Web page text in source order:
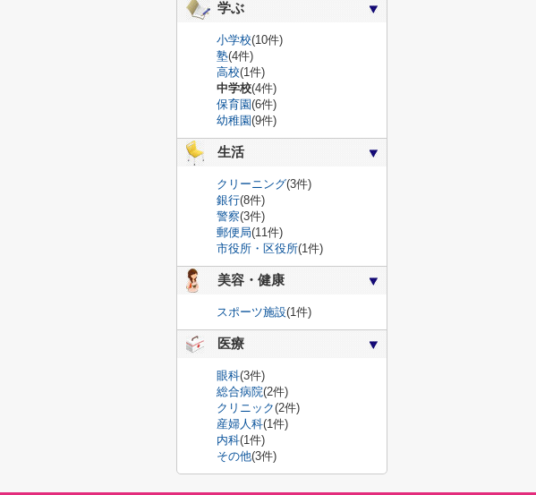
学ぶ
小学校(10件)
塾(4件)
高校(1件)
中学校(4件)
保育園(6件)
幼稚園(9件)
生活
クリーニング(3件)
銀行(8件)
警察(3件)
郵便局(11件)
市役所・区役所(1件)
美容・健康
スポーツ施設(1件)
医療
眼科(3件)
総合病院(2件)
クリニック(2件)
産婦人科(1件)
内科(1件)
その他(3件)